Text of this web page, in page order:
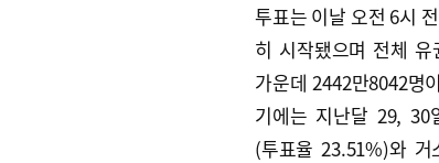
투표는 이날 오전 6시
히 시작됐으며 전체 유
가운데 2442만8042명
기에는 지난달 29, 30
(투표율 23.51%)와 거